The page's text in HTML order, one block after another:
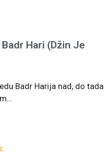
Hari (Džin Je
Badr Harija nad, do tada